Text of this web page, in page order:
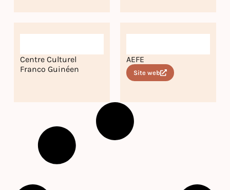
Centre Culturel
Franco Guinéen
AEFE
Site web